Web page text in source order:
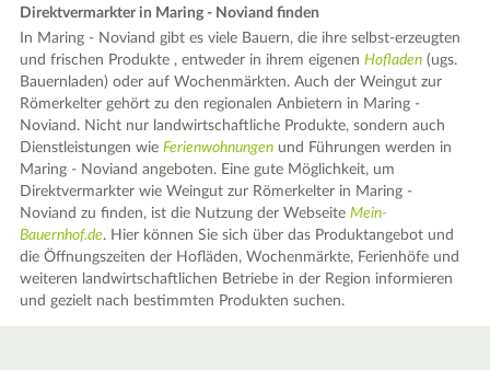
Direktvermarkter in Maring - Noviand finden
In Maring - Noviand gibt es viele Bauern, die ihre selbst-erzeugten
und frischen Produkte , entweder in ihrem eigenenHofladen (ugs.
Bauernladen) oder auf Wochenmärkten. Auch der Weingut zur
Römerkelter gehört zu den regionalen Anbietern in Maring -
Noviand. Nicht nur landwirtschaftliche Produkte, sondern auch
Dienstleistungen wieFerienwohnungen und Führungen werden in
Maring - Noviand angeboten. Eine gute Möglichkeit, um
Direktvermarkter wie Weingut zur Römerkelter in Maring -
Noviand zu finden, ist die Nutzung der WebseiteMein-
Bauernhof.de. Hier können Sie sich über das Produktangebot und
die Öffnungszeiten der Hofläden, Wochenmärkte, Ferienhöfe und
weiteren landwirtschaftlichen Betriebe in der Region informieren
und gezielt nach bestimmten Produkten suchen.